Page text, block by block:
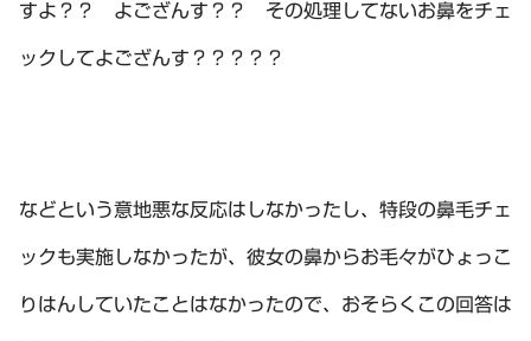
すよ？？ よござんす？？ その処理してないお鼻をチェ
ックしてよござんす？？？？？
などという意地悪な反応はしなかったし、特段の鼻毛チェ
ックも実施しなかったが、彼女の鼻からお毛々がひょっこ
りはんしていたことはなかったので、おそらくこの回答は